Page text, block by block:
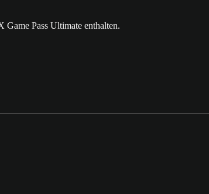
Game Pass Ultimate enthalten.